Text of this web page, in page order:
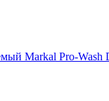
Markal Pro-Wash